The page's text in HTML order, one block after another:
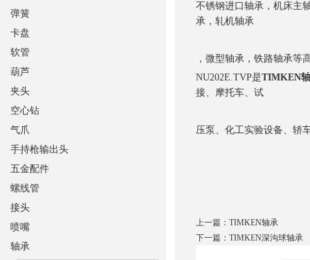
不锈钢进口轴承，机床主
承，轧机轴承
，微型轴承，铁路轴承等
NU202E.TVP是TIMKEN
接、摩托车、试
压泵、化工实验设备、轿
上一篇： TIMKEN轴承
下一篇： TIMKEN深沟球轴承
弹簧
卡盘
软管
葫芦
夹头
空心钻
气爪
手持枪输出头
五金配件
螺线管
接头
喷嘴
轴承